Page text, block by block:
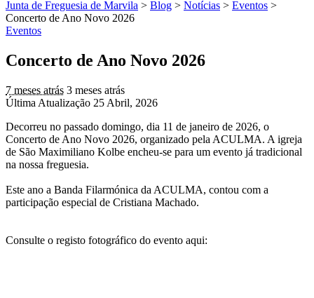
Junta de Freguesia de Marvila > Blog > Notícias > Eventos >
Concerto de Ano Novo 2026
Eventos
Concerto de Ano Novo 2026
7 meses atrás 3 meses atrás
Última Atualização 25 Abril, 2026
Decorreu no passado domingo, dia 11 de janeiro de 2026, o
Concerto de Ano Novo 2026, organizado pela ACULMA. A igreja
de São Maximiliano Kolbe encheu-se para um evento já tradicional
na nossa freguesia.
Este ano a Banda Filarmónica da ACULMA, contou com a
participação especial de Cristiana Machado.
Consulte o registo fotográfico do evento aqui: